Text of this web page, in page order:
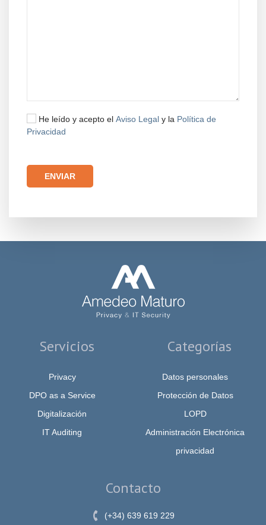
He leído y acepto el Aviso Legal y la Política de
Privacidad
Servicios
Privacy
DPO as a Service
Digitalización
IT Auditing
Categorías
Datos personales
Protección de Datos
LOPD
Administración Electrónica
privacidad
Contacto
(+34) 639 619 229